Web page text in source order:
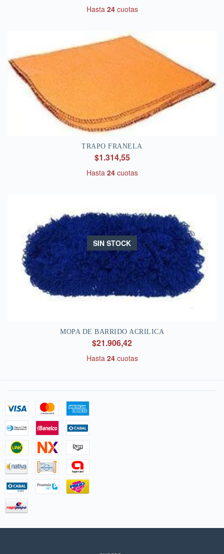
Hasta 24cuotas
TRAPO FRANELA
$1.314,55
Hasta 24cuotas
SIN STOCK
MOPA DE BARRIDO ACRILICA
$21.906,42
Hasta 24cuotas